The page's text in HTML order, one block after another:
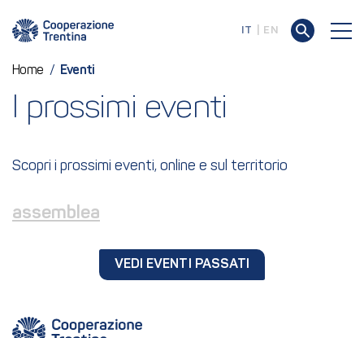
IT EN
Home / Eventi
I prossimi eventi
Scopri i prossimi eventi, online e sul territorio
assemblea
VEDI EVENTI PASSATI